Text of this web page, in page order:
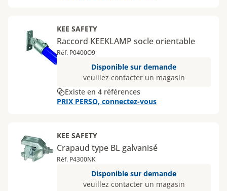
KEE SAFETY
Raccord KEEKLAMP socle orientable
Réf. P0400O9
Disponible sur demande
veuillez contacter un magasin
Existe en 4 références
PRIX PERSO, connectez-vous
KEE SAFETY
Crapaud type BL galvanisé
Réf. P4300NK
Disponible sur demande
veuillez contacter un magasin